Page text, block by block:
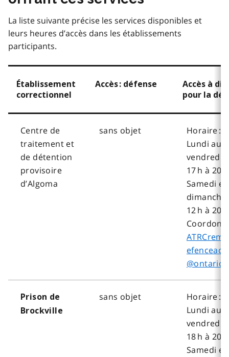
La liste suivante précise les services disponibles et
leurs heures d’accès dans les établissements
participants.
Établissement
correctionnel
Accès : défense
Accès à
pour la
Centre de
traitement et
de détention
provisoire
d’Algoma
sans objet
Horaire :
Lundi au
vendredi,
17 h à 20
Samedi et
12 h à 20
Prison de
Brockville
sans objet
Horaire :
Lundi au
vendredi,
18 h à 20
Samedi et